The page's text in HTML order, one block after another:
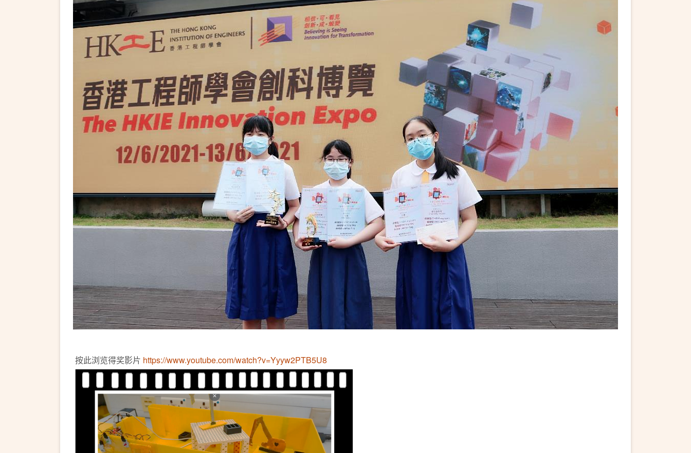
按此浏览得奖影片 https://www.youtube.com/watch?v=Yyyw2PTB5U8